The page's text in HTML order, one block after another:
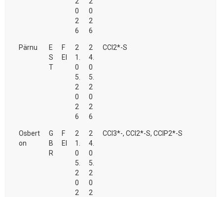
0
2
6
0
2
6
Pärnu
E
S
T
F
EI
2
1.
0
5.
2
0
2
6
2
4.
0
5.
2
0
2
6
CCI2*-S
Osbert
on
G
B
R
F
EI
2
1.
0
5.
2
0
2
2
4.
0
5.
2
0
2
CCI3*-, CCI2*-S, CCIP2*-S